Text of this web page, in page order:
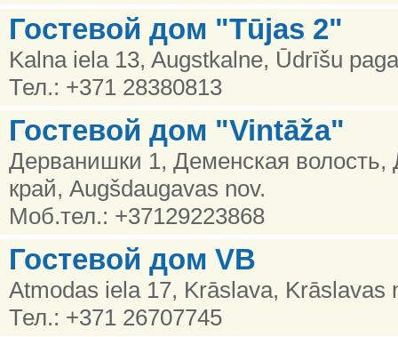
Гостевой дом "Tūjas 2"
Kalna iela 13, Augstkalne, Ūdrīšu
Тел.: +371 28380813
Гостевой дом "Vintāža"
Дерванишки 1, Деменская волость,
край, Augšdaugavas nov.
Моб.тел.: +37129223868
Гостевой дом VB
Atmodas iela 17, Krāslava, Krāslavas
Тел.: +371 26707745